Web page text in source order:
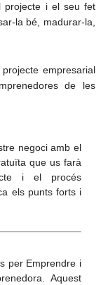
projecte i el seu fet
la bé, madurar-la,
projecte empresarial
de les
negoci amb el
que us farà
i el procés
els punts forts i
per Emprendre i
Aquest